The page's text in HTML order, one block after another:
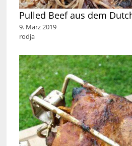
Pulled Beef aus dem
9. März 2019
rodja